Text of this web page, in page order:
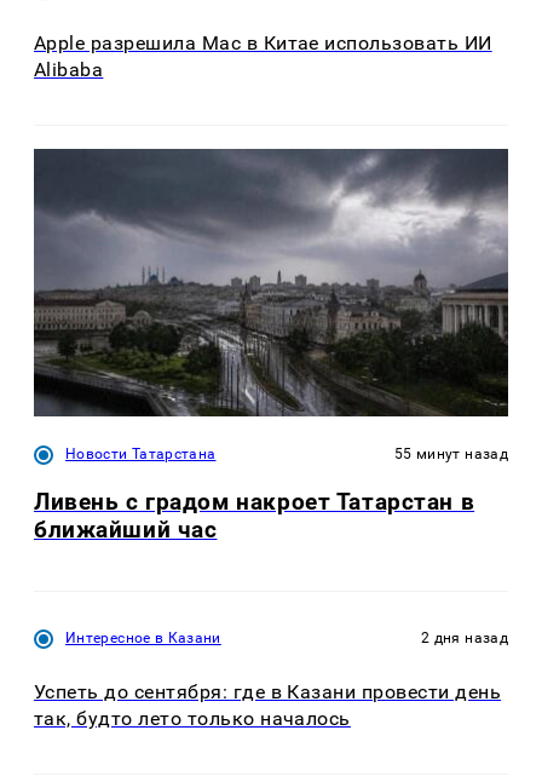
Apple разрешила Mac в Китае использовать ИИ
Alibaba
Новости Татарстана 55 минут назад
Ливень с градом накроет Татарстан в
ближайший час
Интересное в Казани 2 дня назад
Успеть до сентября: где в Казани провести день
так, будто лето только началось